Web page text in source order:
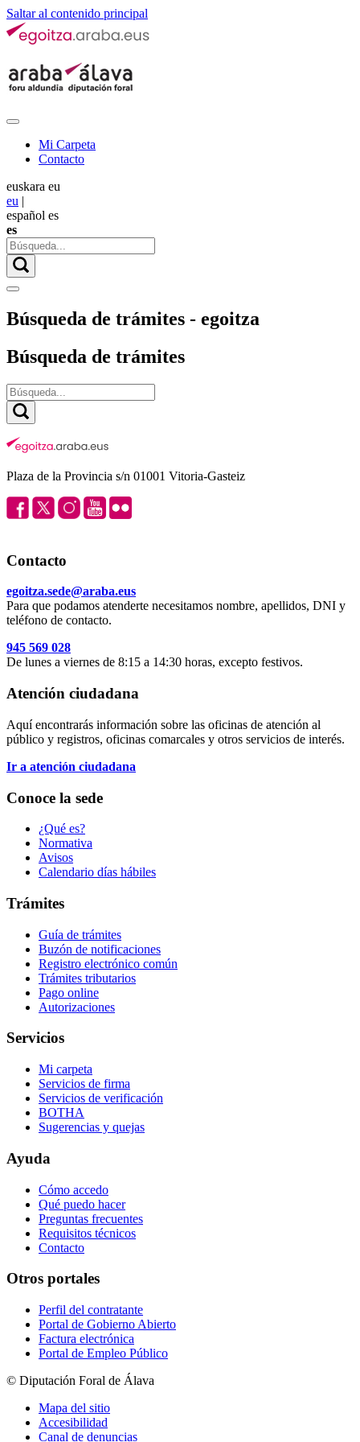
Saltar al contenido principal
Mi Carpeta
Contacto
euskara eu
eu |
español es
es
Búsqueda de trámites - egoitza
Búsqueda de trámites
Plaza de la Provincia s/n 01001 Vitoria-Gasteiz
Contacto
egoitza.sede@araba.eus
Para que podamos atenderte necesitamos nombre, apellidos, DNI y
teléfono de contacto.
945 569 028
De lunes a viernes de 8:15 a 14:30 horas, excepto festivos.
Atención ciudadana
Aquí encontrarás información sobre las oficinas de atención al
público y registros, oficinas comarcales y otros servicios de interés.
Ir a atención ciudadana
Conoce la sede
¿Qué es?
Normativa
Avisos
Calendario días hábiles
Trámites
Guía de trámites
Buzón de notificaciones
Registro electrónico común
Trámites tributarios
Pago online
Autorizaciones
Servicios
Mi carpeta
Servicios de firma
Servicios de verificación
BOTHA
Sugerencias y quejas
Ayuda
Cómo accedo
Qué puedo hacer
Preguntas frecuentes
Requisitos técnicos
Contacto
Otros portales
Perfil del contratante
Portal de Gobierno Abierto
Factura electrónica
Portal de Empleo Público
© Diputación Foral de Álava
Mapa del sitio
Accesibilidad
Canal de denuncias